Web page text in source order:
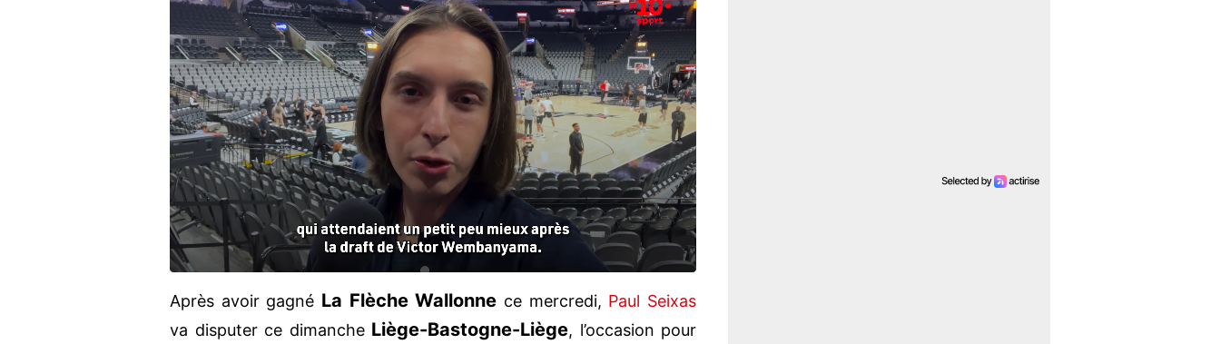
Après avoir gagné La Flèche Wallonne ce mercredi, Paul Seixas
va disputer ce dimanche Liège-Bastogne-Liège, l’occasion pour